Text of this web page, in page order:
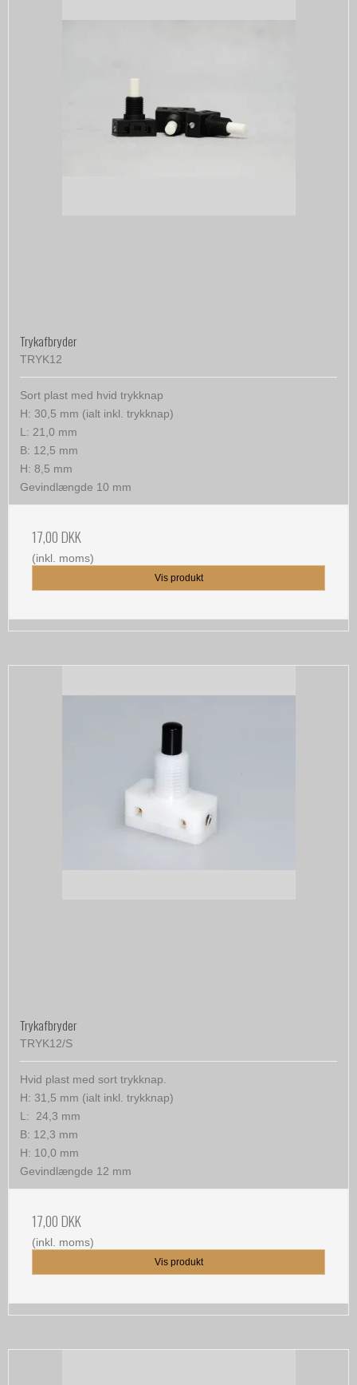
Trykafbryder
TRYK12
Sort plast med hvid trykknap
H: 30,5 mm (ialt inkl. trykknap)
L: 21,0 mm
B: 12,5 mm
H: 8,5 mm
Gevindlængde 10 mm
17,00 DKK
(inkl. moms)
Vis produkt
Trykafbryder
TRYK12/S
Hvid plast med sort trykknap.
H: 31,5 mm (ialt inkl. trykknap)
L: 24,3 mm
B: 12,3 mm
H: 10,0 mm
Gevindlængde 12 mm
17,00 DKK
(inkl. moms)
Vis produkt